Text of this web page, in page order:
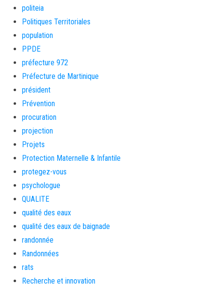
politeia
Politiques Territoriales
population
PPDE
préfecture 972
Préfecture de Martinique
président
Prévention
procuration
projection
Projets
Protection Maternelle & Infantile
protegez-vous
psychologue
QUALITE
qualité des eaux
qualité des eaux de baignade
randonnée
Randonnées
rats
Recherche et innovation